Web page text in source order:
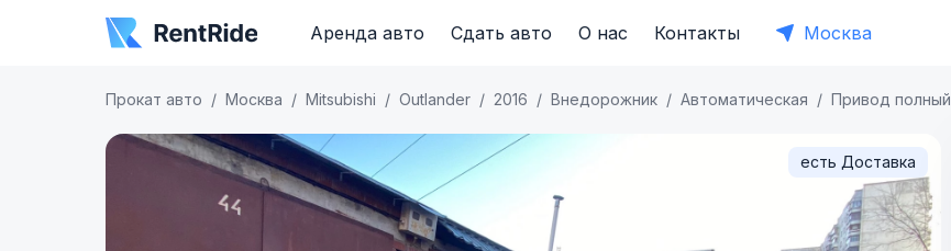
Аренда авто Сдать авто О нас Контакты Москва
Прокат авто Москва Mitsubishi Outlander 2016 Внедорожник Автоматическая Привод полный
есть Доставка